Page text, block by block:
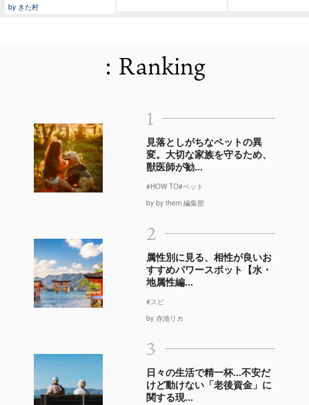
by きた村
: Ranking
1
見落としがちなペットの異
変。大切な家族を守るため、
獣医師が勧...
#HOW TO#ペット
by by them 編集部
2
属性別に見る、相性が良いお
すすめパワースポット【水・
地属性編...
#スピ
by 赤池リカ
3
日々の生活で精一杯…不安だ
けど動けない「老後資金」に
関する現...